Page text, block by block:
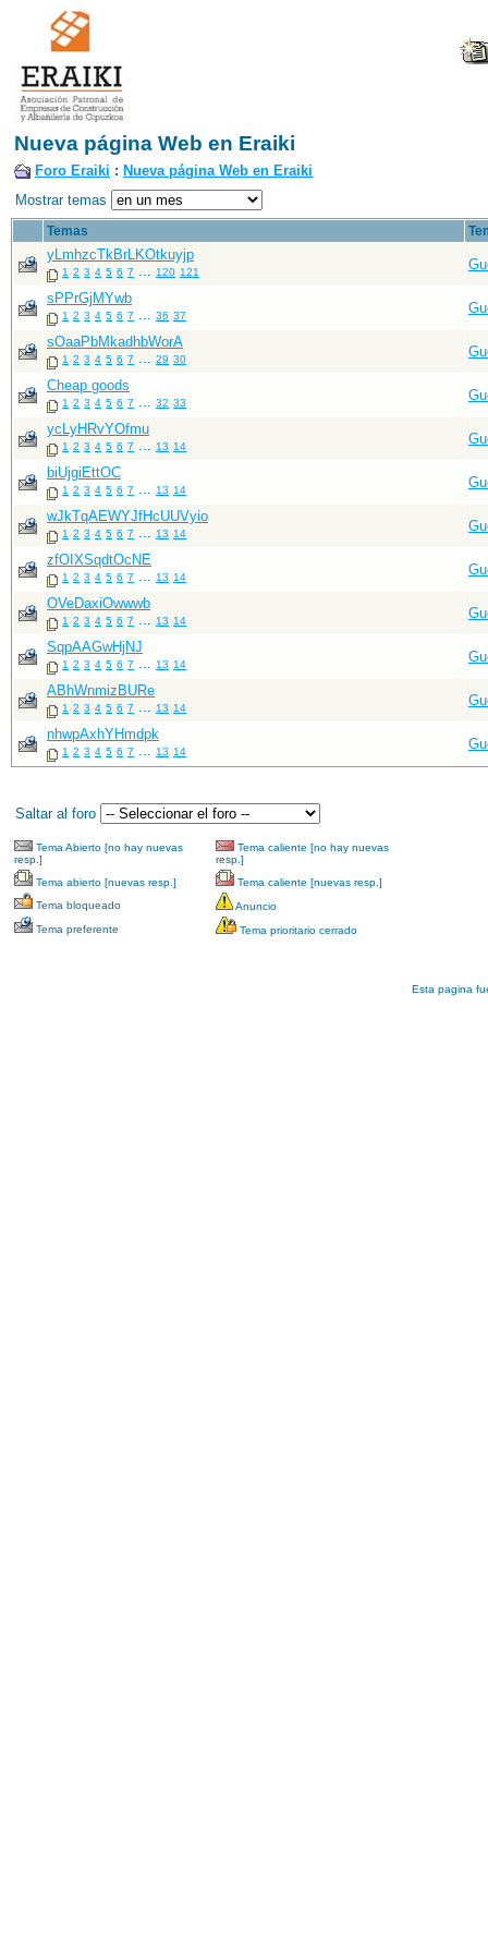
Nueva página Web en Eraiki
Foro Eraiki : Nueva página Web en Eraiki
Mostrar temas
Temas
yLmhzcTkBrLKOtkuyjp
1 2 3 4 5 6 7 ... 120 121
sPPrGjMYwb
1 2 3 4 5 6 7 ... 36 37
sOaaPbMkadhbWorA
1 2 3 4 5 6 7 ... 29 30
Cheap goods
1 2 3 4 5 6 7 ... 32 33
ycLyHRvYOfmu
1 2 3 4 5 6 7 ... 13 14
biUjgiEttOC
1 2 3 4 5 6 7 ... 13 14
wJkTqAEWYJfHcUUVyio
1 2 3 4 5 6 7 ... 13 14
zfOIXSqdtOcNE
1 2 3 4 5 6 7 ... 13 14
OVeDaxiOwwwb
1 2 3 4 5 6 7 ... 13 14
SqpAAGwHjNJ
1 2 3 4 5 6 7 ... 13 14
ABhWnmizBURe
1 2 3 4 5 6 7 ... 13 14
nhwpAxhYHmdpk
1 2 3 4 5 6 7 ... 13 14
Saltar al foro
Tema Abierto [no hay nuevas
resp.]
Tema caliente [no hay nuevas
resp.]
Tema abierto [nuevas resp.]
Tema caliente [nuevas resp.]
Tema bloqueado
Anuncio
Tema preferente
Tema prioritario cerrado
Esta pagina